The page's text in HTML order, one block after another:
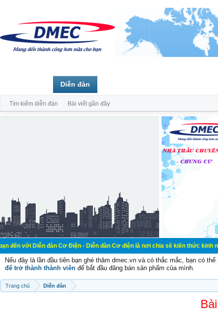
đàn Cơ Điện - Diễn đàn Cơ điện là nơi chia sẽ kiến thức kinh nghiệm
Nếu đây là lần đầu tiên bạn ghé thăm dmec.vn và có thắc mắc, bạn có
để trở thành thành viên để bắt đầu đăng bán sản phẩm của mình.
Trang chủ Diễn đàn
Diễn đàn
Tìm kiếm diễn đàn Bài viết gần đây